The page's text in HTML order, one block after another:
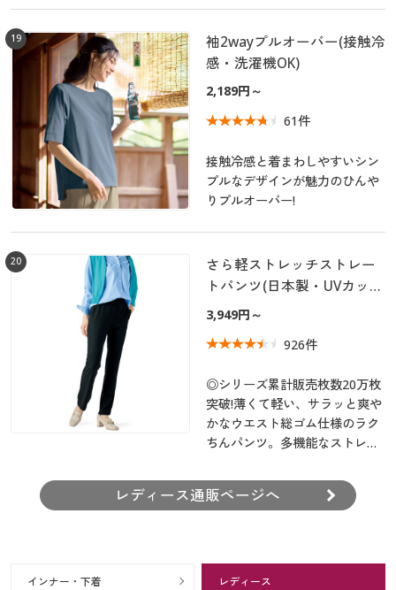
19
袖2wayプルオーバー(接触冷
感・洗濯機OK)
2,189円～
61件
接触冷感と着まわしやすいシン
プルなデザインが魅力のひんや
りプルオーバー!
20
さら軽ストレッチストレー
トパンツ(日本製・UVカッ
ト・接触冷感・吸汗速乾・
策)
3,949円～
926件
◎シリーズ累計販売枚数20万枚
突破!薄くて軽い、サラッと爽や
かなウエスト総ゴム仕様のラク
ちんパンツ。多機能なストレッ
ェアクラスの快適さと軽さを誇
ります。
レディース通販ページへ
インナー・下着 レディース